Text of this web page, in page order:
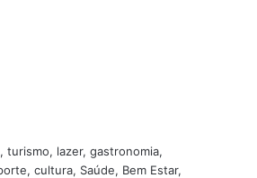
lazer, gastronomia,
cultura, Saúde, Bem Estar,